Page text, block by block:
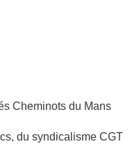
Cheminots du Mans
du syndicalisme CGT